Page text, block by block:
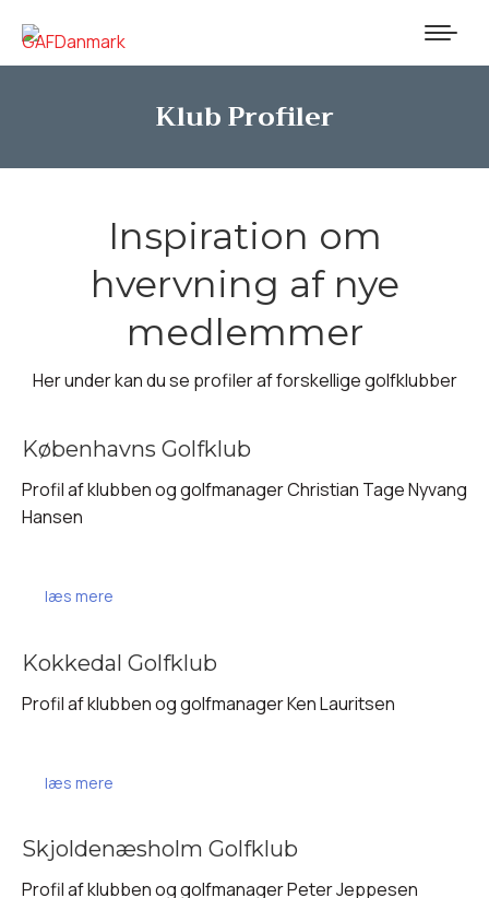
Klub Profiler
Inspiration om
hvervning af nye
medlemmer
Her under kan du se profiler af forskellige golfklubber
Københavns Golfklub
Profil af klubben og golfmanager Christian Tage Nyvang
Hansen
læs mere
Kokkedal Golfklub
Profil af klubben og golfmanager Ken Lauritsen
læs mere
Skjoldenæsholm Golfklub
Profil af klubben og golfmanager Peter Jeppesen